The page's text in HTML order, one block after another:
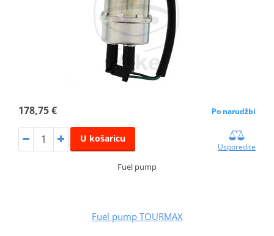
178,75 € Po narudžbi
U košaricu
Usporedite
Fuel pump
Fuel pump TOURMAX